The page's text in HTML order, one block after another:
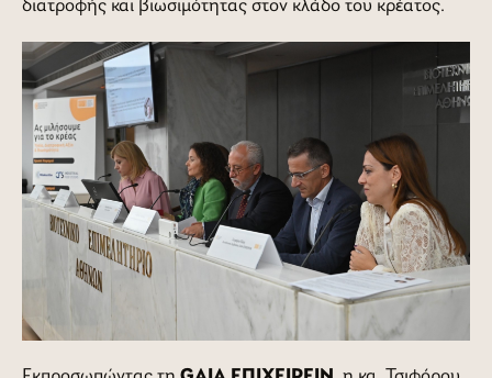
διατροφής και βιωσιμότητας στον κλάδο του κρέατος.